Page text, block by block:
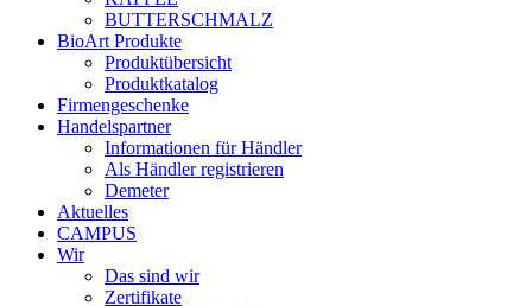
BUTTERSCHMALZ
BioArt Produkte
Produktübersicht
Produktkatalog
Firmengeschenke
Handelspartner
Informationen für Händler
Als Händler registrieren
Demeter
Aktuelles
CAMPUS
Wir
Das sind wir
Zertifikate